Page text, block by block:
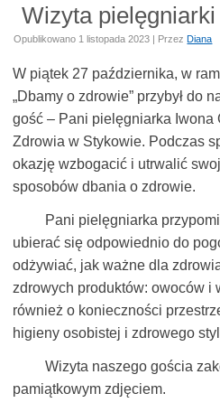
Wizyta pielęgniarki
Opublikowano 1 listopada 2023 | Przez Diana
W piątek 27 października, w
„Dbamy o zdrowie” przybył do
gość – Pani pielęgniarka Iwona
Zdrowia w Stykowie. Podczas
okazję wzbogacić i utrwalić
sposobów dbania o zdrowie.
Pani pielęgniarka
ubierać się odpowiednio do
odżywiać, jak ważne dla
zdrowych produktów: owoców i
również o konieczności
higieny osobistej i zdrowego
Wizyta naszego gościa
pamiątkowym zdjęciem.